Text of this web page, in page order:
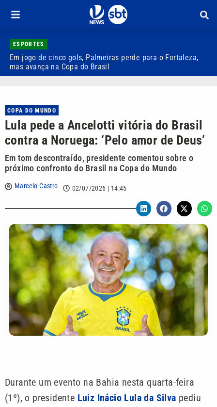
ESPORTES
Em jogo de cinco gols, Palmeiras perde para o Fortaleza,
mas avança na Copa do Brasil
COPA DO MUNDO
Lula pede a Ancelotti vitória do Brasil
contra a Noruega: ‘Pelo amor de Deus’
Em tom descontraído, presidente comentou sobre o
próximo confronto do Brasil na Copa do Mundo
Marcelo Castro 02/07/2026 | 14:45
Durante um evento na Bahia nesta quarta-feira
(1º), o presidente Luiz Inácio Lula da Silva pediu